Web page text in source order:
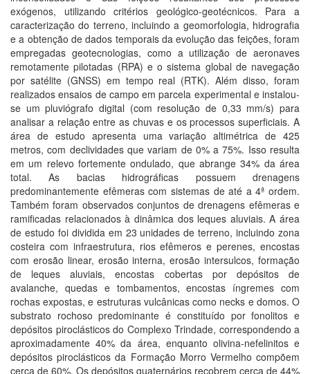
exógenos, utilizando critérios geológico-geotécnicos. Para a
caracterização do terreno, incluindo a geomorfologia, hidrografia
e a obtenção de dados temporais da evolução das feições, foram
empregadas geotecnologias, como a utilização de aeronaves
remotamente pilotadas (RPA) e o sistema global de navegação
por satélite (GNSS) em tempo real (RTK). Além disso, foram
realizados ensaios de campo em parcela experimental e instalou-
se um pluviógrafo digital (com resolução de 0,33 mm/s) para
analisar a relação entre as chuvas e os processos superficiais. A
área de estudo apresenta uma variação altimétrica de 425
metros, com declividades que variam de 0% a 75%. Isso resulta
em um relevo fortemente ondulado, que abrange 34% da área
total. As bacias hidrográficas possuem drenagens
predominantemente efêmeras com sistemas de até a 4ª ordem.
Também foram observados conjuntos de drenagens efêmeras e
ramificadas relacionados à dinâmica dos leques aluviais. A área
de estudo foi dividida em 23 unidades de terreno, incluindo zona
costeira com infraestrutura, rios efêmeros e perenes, encostas
com erosão linear, erosão interna, erosão intersulcos, formação
de leques aluviais, encostas cobertas por depósitos de
avalanche, quedas e tombamentos, encostas íngremes com
rochas expostas, e estruturas vulcânicas como necks e domos. O
substrato rochoso predominante é constituído por fonolitos e
depósitos piroclásticos do Complexo Trindade, correspondendo a
aproximadamente 40% da área, enquanto olivina-nefelinitos e
depósitos piroclásticos da Formação Morro Vermelho compõem
cerca de 60%. Os depósitos quaternários recobrem cerca de 44%